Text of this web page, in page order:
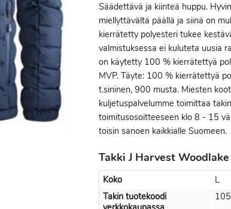
Säädettävä ja kiinteä huppu.
miellyttävältä päällä ja siinä on
kierrätetty polyesteri tukee
valmistuksessa ei kuluteta uusia
on käytetty 100 % kierrätettyä
MVP. Täyte: 100 % kierrätettyä
t.sininen, 900 musta. Miesten
kuljetuspalvelumme toimittaa takin
toimitusosoitteeseen klo 8 - 15
toisin sanoen kaikkialle Suomeen.
Takki J Harvest
Koko
L
Takin tuotekoodi